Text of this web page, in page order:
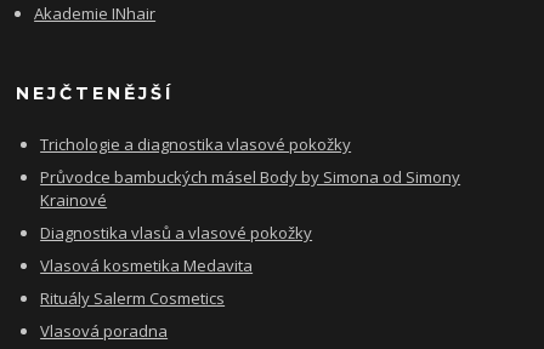
Akademie INhair
NEJČTENĚJŠÍ
Trichologie a diagnostika vlasové pokožky
Průvodce bambuckých másel Body by Simona od Simony
Krainové
Diagnostika vlasů a vlasové pokožky
Vlasová kosmetika Medavita
Rituály Salerm Cosmetics
Vlasová poradna